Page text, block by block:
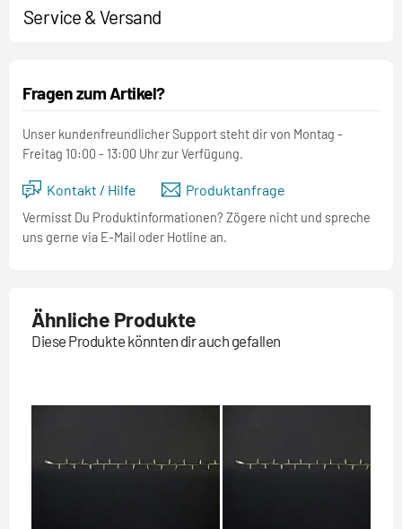
Service & Versand
Fragen zum Artikel?
Unser kundenfreundlicher Support steht dir von Montag -
Freitag 10:00 - 13:00 Uhr zur Verfügung.
Kontakt / Hilfe Produktanfrage
Vermisst Du Produktinformationen? Zögere nicht und spreche
uns gerne via E-Mail oder Hotline an.
Ähnliche Produkte
Diese Produkte könnten dir auch gefallen